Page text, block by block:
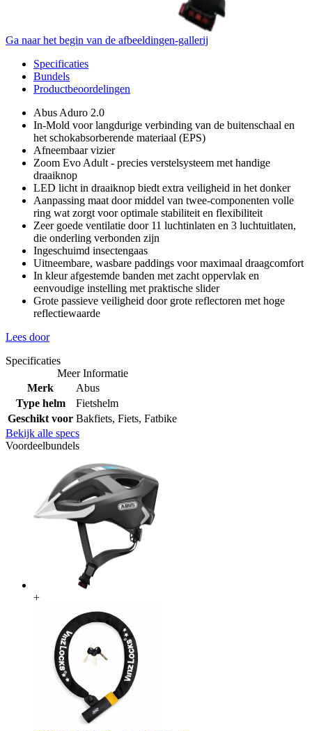
Ga naar het begin van de afbeeldingen-gallerij
Specificaties
Bundels
Productbeoordelingen
Abus Aduro 2.0
In-Mold voor langdurige verbinding van de buitenschaal en
het schokabsorberende materiaal (EPS)
Afneembaar vizier
Zoom Evo Adult - precies verstelsysteem met handige
draaiknop
LED licht in draaiknop biedt extra veiligheid in het donker
Aanpassing maat door middel van twee-componenten volle
ring wat zorgt voor optimale stabiliteit en flexibiliteit
Zeer goede ventilatie door 11 luchtinlaten en 3 luchtuitlaten,
die onderling verbonden zijn
Ingeschuimd insectengaas
Uitneembare, wasbare paddings voor maximaal draagcomfort
In kleur afgestemde banden met zacht oppervlak en
eenvoudige instelling met praktische slider
Grote passieve veiligheid door grote reflectoren met hoge
reflectiewaarde
Lees door
Specificaties
Meer Informatie
Merk
Abus
Type helm
Fietshelm
Geschikt voor Bakfiets, Fiets, Fatbike
Bekijk alle specs
Voordeelbundels
+